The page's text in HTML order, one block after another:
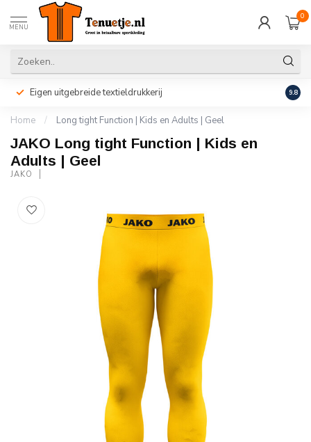
MENU
0
Eigen uitgebreide textieldrukkerij 9.8
Home / Long tight Function | Kids en Adults | Geel
JAKO Long tight Function | Kids en
Adults | Geel
JAKO